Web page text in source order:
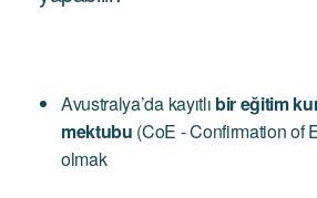
Avustralya’da kayıtlı bir eğitim
mektubu (CoE - Confirmation of
olmak